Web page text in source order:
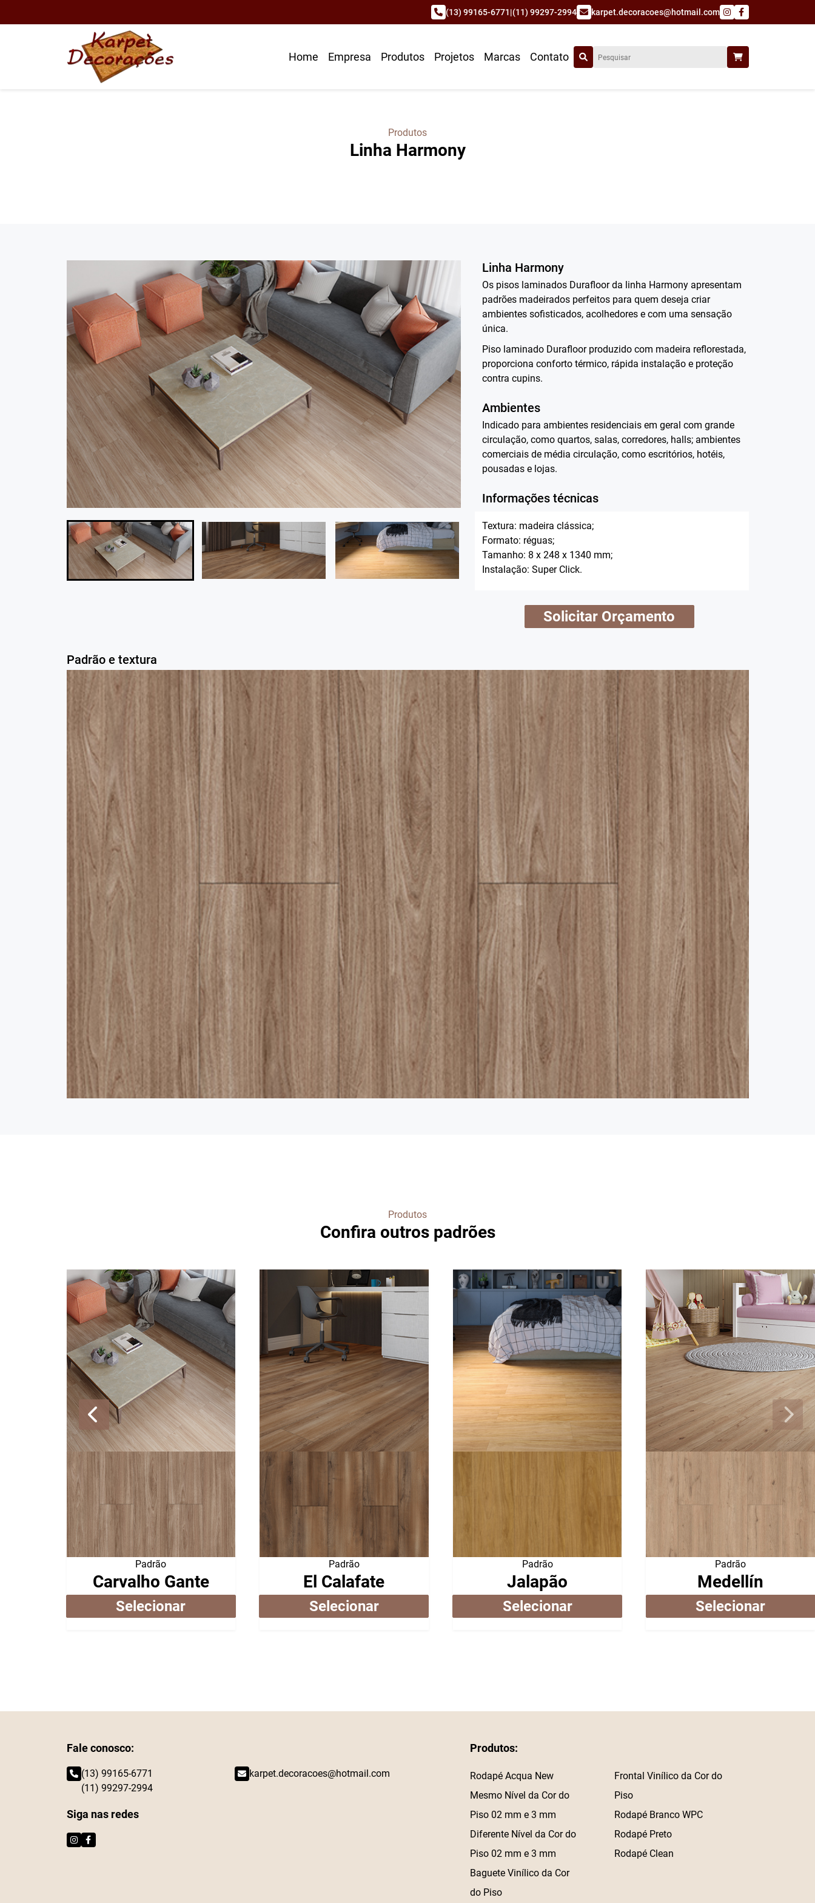
(13) 99165-6771|(11) 99297-2994 karpet.decoracoes@hotmail.com
Home Empresa Produtos Projetos Marcas Contato
Produtos
Linha Harmony
Linha Harmony
Os pisos laminados Durafloor da linha Harmony apresentam
padrões madeirados perfeitos para quem deseja criar
ambientes sofisticados, acolhedores e com uma sensação
única.
Piso laminado Durafloor produzido com madeira reflorestada,
proporciona conforto térmico, rápida instalação e proteção
contra cupins.
Ambientes
Indicado para ambientes residenciais em geral com grande
circulação, como quartos, salas, corredores, halls; ambientes
comerciais de média circulação, como escritórios, hotéis,
pousadas e lojas.
Informações técnicas
Textura: madeira clássica;
Formato: réguas;
Tamanho: 8 x 248 x 1340 mm;
Instalação: Super Click.
Solicitar Orçamento
Padrão e textura
Produtos
Confira outros padrões
Padrão
Carvalho Gante
Selecionar
Padrão
El Calafate
Selecionar
Padrão
Jalapão
Selecionar
Padrão
Medellín
Selecionar
Fale conosco:
(13) 99165-6771
(11) 99297-2994
karpet.decoracoes@hotmail.com
Siga nas redes
Produtos:
Rodapé Acqua New
Mesmo Nível da Cor do
Piso 02 mm e 3 mm
Diferente Nível da Cor do
Piso 02 mm e 3 mm
Baguete Vinílico da Cor
do Piso
Frontal Vinílico da Cor do
Piso
Rodapé Branco WPC
Rodapé Preto
Rodapé Clean